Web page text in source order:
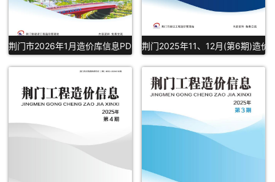
荆门市2026年1月造价库信息PDF扫描件下载荆门2025年11、12月(第6期)造价